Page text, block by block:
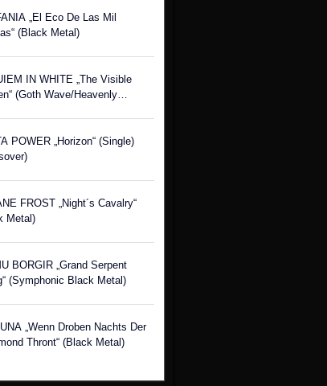
„El Eco De Las Mil
(Black Metal)
IN WHITE „The Visible
(Goth Wave/Heavenly
POWER „Horizon“ (Single)
FROST „Night´s Cavalry“
Metal)
BORGIR „Grand Serpent
(Symphonic Black Metal)
„Wenn Droben Nachts Der
Thront“ (Black Metal)